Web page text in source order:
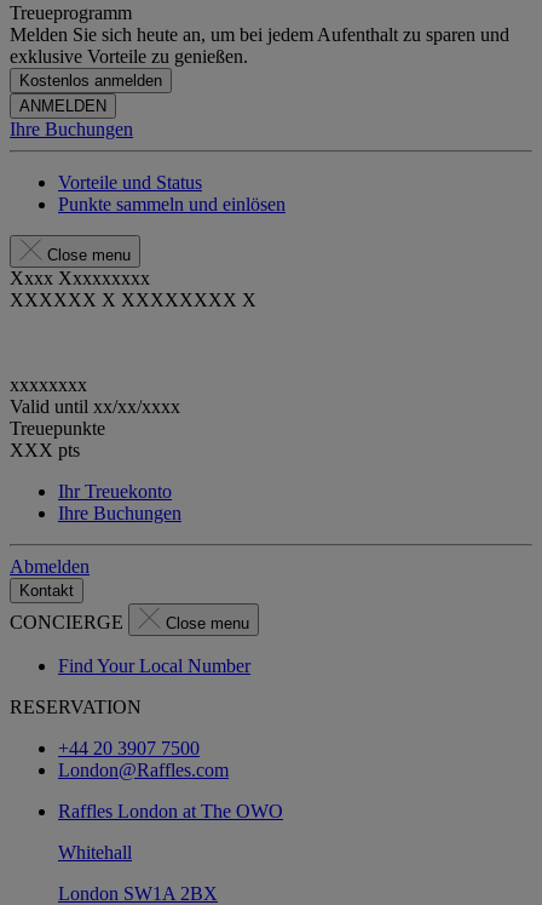
Treueprogramm
Melden Sie sich heute an, um bei jedem Aufenthalt zu sparen und
exklusive Vorteile zu genießen.
Kostenlos anmelden
ANMELDEN
Ihre Buchungen
Vorteile und Status
Punkte sammeln und einlösen
Close menu
Xxxx Xxxxxxxxx
XXXXXX X XXXXXXXX X
xxxxxxxx
Valid until xx/xx/xxxx
Treuepunkte
XXX pts
Ihr Treuekonto
Ihre Buchungen
Abmelden
Kontakt
CONCIERGE Close menu
Find Your Local Number
RESERVATION
+44 20 3907 7500
London@Raffles.com
Raffles London at The OWO
Whitehall
London SW1A 2BX